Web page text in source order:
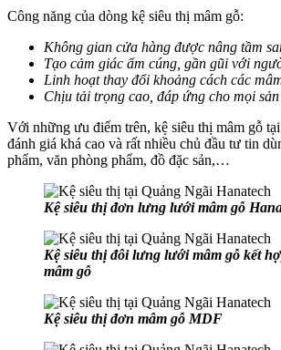
Công năng của dòng kệ siêu thị mâm gỗ:
Không gian cửa hàng được nâng tầm
Tạo cảm giác ấm cúng, gần gũi với
Linh hoạt thay đổi khoảng cách các
Chịu tải trọng cao, đáp ứng cho mọi
Với những ưu điểm trên, kệ siêu thị mâm gỗ
đánh giá khá cao và rất nhiều chủ đầu tư tin
phẩm, văn phòng phẩm, đồ đặc sản,…
Kệ siêu thị đơn lưng lưới mâm gỗ
Kệ siêu thị đôi lưng lưới mâm gỗ kết
mâm gỗ
Kệ siêu thị đơn mâm gỗ MDF